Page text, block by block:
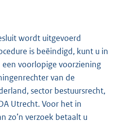
wordt uitgevoerd
is beëindigd, kunt u in
voorlopige voorziening
van de
sector bestuursrecht,
Utrecht. Voor het in
zo’n verzoek betaalt u